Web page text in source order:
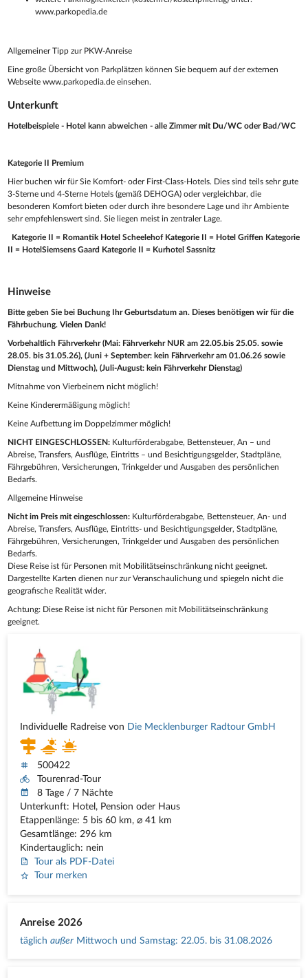
www.parkopedia.de
Allgemeiner Tipp zur PKW-Anreise
Eine große Übersicht von Parkplätzen können Sie bequem auf der externen
Webseite www.parkopedia.de einsehen.
Unterkunft
Hotelbeispiele - Hotel kann abweichen - alle Zimmer mit Du/WC oder Bad/WC
Kategorie II Premium
Hier buchen wir für Sie Komfort- oder First-Class-Hotels. Dies sind teils sehr gute
3-Sterne und 4-Sterne Hotels (gemäß DEHOGA) oder vergleichbar, die
besonderen Komfort bieten oder durch ihre besondere Lage und ihr Ambiente
sehr empfehlenswert sind. Sie liegen meist in zentraler Lage.
Kategorie II = Romantik Hotel Scheelehof Kategorie II = Hotel Griffen Kategorie
II = HotelSiemsens Gaard Kategorie II = Kurhotel Sassnitz
Hinweise
Bitte geben Sie bei Buchung Ihr Geburtsdatum an. Dieses benötigen wir für die
Fährbuchung. Vielen Dank!
Vorbehaltlich Fährverkehr (Mai: Fährverkehr NUR am 22.05.bis 25.05. sowie
28.05. bis 31.05.26), (Juni + September: kein Fährverkehr am 01.06.26 sowie
Dienstag und Mittwoch), (Juli-August: kein Fährverkehr Dienstag)
Mitnahme von Vierbeinern nicht möglich!
Keine Kinderermäßigung möglich!
Keine Aufbettung im Doppelzimmer möglich!
NICHT EINGESCHLOSSEN: Kulturförderabgabe, Bettensteuer, An – und
Abreise, Transfers, Ausflüge, Eintritts – und Besichtigungsgelder, Stadtpläne,
Fährgebühren, Versicherungen, Trinkgelder und Ausgaben des persönlichen
Bedarfs.
Allgemeine Hinweise
Nicht im Preis mit eingeschlossen: Kulturförderabgabe, Bettensteuer, An- und
Abreise, Transfers, Ausflüge, Eintritts- und Besichtigungsgelder, Stadtpläne,
Fährgebühren, Versicherungen, Trinkgelder und Ausgaben des persönlichen
Bedarfs.
Diese Reise ist für Personen mit Mobilitätseinschränkung nicht geeignet.
Dargestellte Karten dienen nur zur Veranschaulichung und spiegeln nicht die
geografische Realität wider.
Achtung: Diese Reise ist nicht für Personen mit Mobilitätseinschränkung
geeignet.
Individuelle Radreise von Die Mecklenburger Radtour GmbH
500422
Tourenrad-Tour
8 Tage / 7 Nächte
Unterkunft: Hotel, Pension oder Haus
Etappenlänge: 5 bis 60 km, ⌀ 41 km
Gesamtlänge: 296 km
Kindertauglich: nein
Tour als PDF-Datei
Tour merken
Anreise 2026
täglichaußer Mittwoch und Samstag: 22.05. bis 31.08.2026